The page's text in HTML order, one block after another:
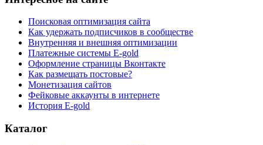
Поисковая оптимизация сайта
Как удержать подписчиков в сообществе
Внутренняя и внешняя оптимизации
Платежные системы E-gold
Оформление страницы Вконтакте
Как размещать постовые?
Монетизация сайтов
Фейковые аккаунты в интернете
История E-gold
Каталог